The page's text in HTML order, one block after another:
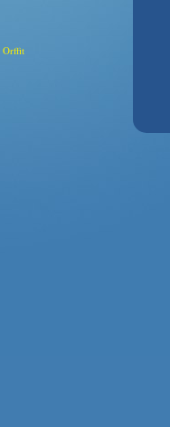
Orffit